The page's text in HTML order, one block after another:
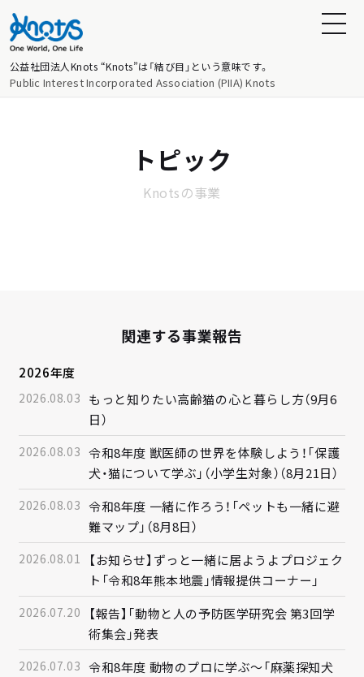
公益社団法人Knots “Knots”は「結び目」という意味です。
Public Interest Incorporated Association (PIIA) Knots
トピック
Knotsの事業
関連する事業報告
2026年度
2026.08.03 もっと知りたい高齢猫の心と暮らし方（9月6
日）
2026.08.03 令和8年度 獣医師の世界を体験しよう！「保護
犬・猫について学ぶ」（小学生対象）（8月21日）
2026.08.03 令和8年度 一緒に作ろう！「ペットも一緒に避
難マップ」（8月8日）
2026.08.01
【お知らせ】ずっと一緒に居ようよプロジェク
ト「令和8年熊本地震」情報提供コーナー」
2026.07.20
【報告】「動物と人の予防医学研究会 第3回学
術集会」発表
2026.07.03 令和8年度 動物のプロに学ぶ～「麻薬探知犬